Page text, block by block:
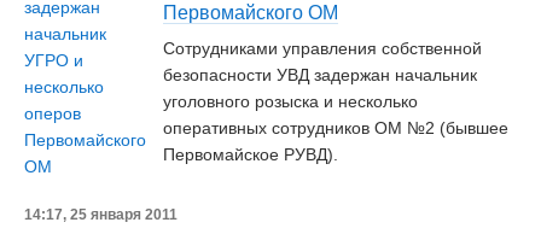
Первомайского ОМ
Сотрудниками управления собственной
безопасности УВД задержан начальник
уголовного розыска и несколько
оперативных сотрудников ОМ №2 (бывшее
Первомайское РУВД).
14:17, 25 января 2011